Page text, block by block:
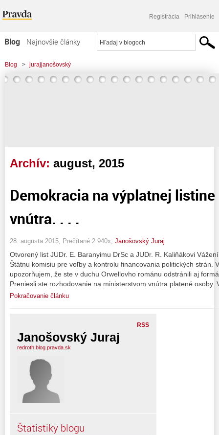
Registrácia Prihlásenie
Blog
Najnovšie články
Najčítanejšie články
Najkomentovanejšie články
Blog > jurajjanošovský
> Demokracia na výplatnej listine Ministerstva vnútra. . . .
Archív: august, 2015
Demokracia na výplatnej
vnútra. . . .
28. augusta 2015, Prečítané 2 940x, Janošovský Juraj
Otvorený list JUDr. E. Baranyimu DrSc a JUDr. R. Kaliňákovi
Štátnu komisiu pre voľby a kontrolu financovania politických strán.
upozorňujem, že ste v duchu Orwellovho románu odstránili aj
Preniesli ste rozhodovanie na ministerstvom vnútra platené
Pokračovanie článku
RSS
Janošovský Juraj
redroth.blog.pravda.sk
Štatistiky blogu